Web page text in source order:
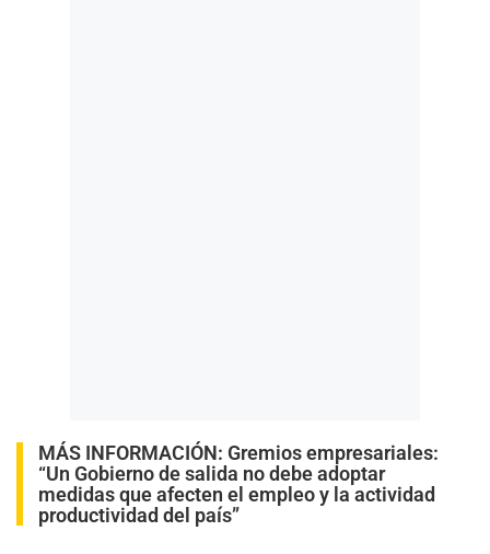
MÁS INFORMACIÓN: Gremios empresariales:
“Un Gobierno de salida no debe adoptar
medidas que afecten el empleo y la actividad
productividad del país”